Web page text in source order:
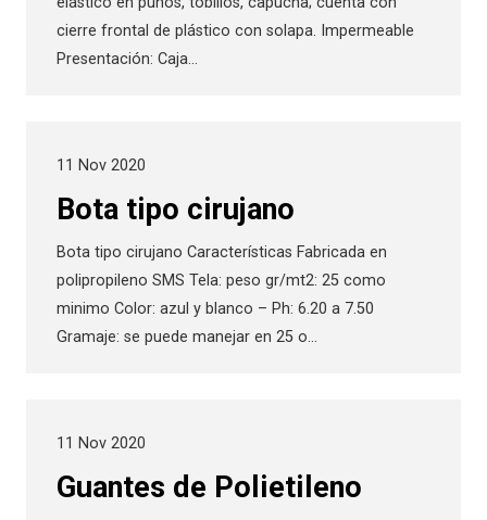
cierre frontal de plástico con solapa. Impermeable
Presentación: Caja…
11 Nov 2020
Bota tipo cirujano
Bota tipo cirujano Características Fabricada en
polipropileno SMS Tela: peso gr/mt2: 25 como
minimo Color: azul y blanco – Ph: 6.20 a 7.50
Gramaje: se puede manejar en 25 o…
11 Nov 2020
Guantes de Polietileno